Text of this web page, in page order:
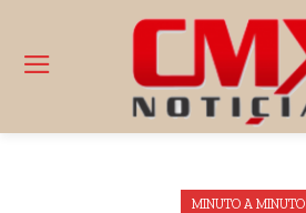
MINUTO A MINUTO